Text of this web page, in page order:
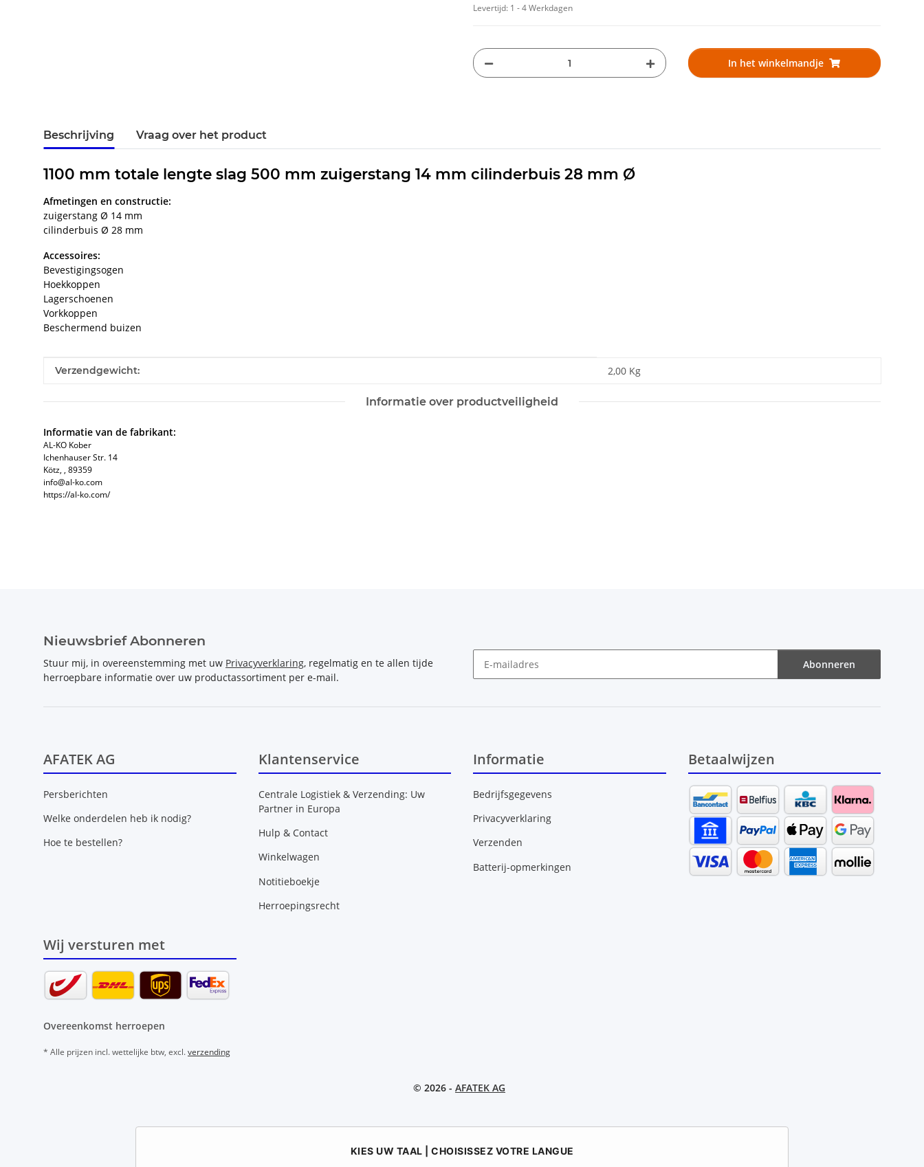
Levertijd: 1 - 4 Werkdagen
In het winkelmandje
Beschrijving Vraag over het product
1100 mm totale lengte slag 500 mm zuigerstang 14 mm cilinderbuis 28 mm Ø
Afmetingen en constructie:
zuigerstang Ø 14 mm
cilinderbuis Ø 28 mm
Accessoires:
Bevestigingsogen
Hoekkoppen
Lagerschoenen
Vorkkoppen
Beschermend buizen
#productDetails.itemInformation#
#productDetails.itemValue#
Verzendgewicht: 2,00 Kg
Informatie over productveiligheid
Informatie van de fabrikant:
AL-KO Kober
Ichenhauser Str. 14
Kötz, , 89359
info@al-ko.com
https://al-ko.com/
Nieuwsbrief Abonneren
Stuur mij, in overeenstemming met uw Privacyverklaring, regelmatig en te allen tijde
herroepbare informatie over uw productassortiment per e-mail.
Abonneren
AFATEK AG
Persberichten
Welke onderdelen heb ik nodig?
Hoe te bestellen?
Klantenservice
Centrale Logistiek & Verzending: Uw
Partner in Europa
Hulp & Contact
Winkelwagen
Notitieboekje
Herroepingsrecht
Informatie
Bedrijfsgegevens
Privacyverklaring
Verzenden
Batterij-opmerkingen
Betaalwijzen
Wij versturen met
Overeenkomst herroepen
* Alle prijzen incl. wettelijke btw, excl.verzending
© 2026 - AFATEK AG
KIES UW TAAL | CHOISISSEZ VOTRE LANGUE